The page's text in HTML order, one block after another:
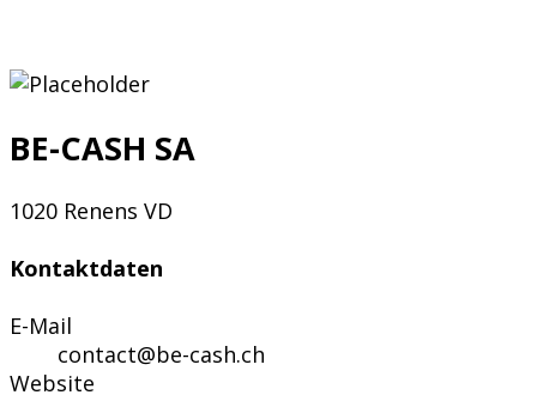
BE-CASH SA
1020 Renens VD
Kontaktdaten
E-Mail
contact@be-cash.ch
Website